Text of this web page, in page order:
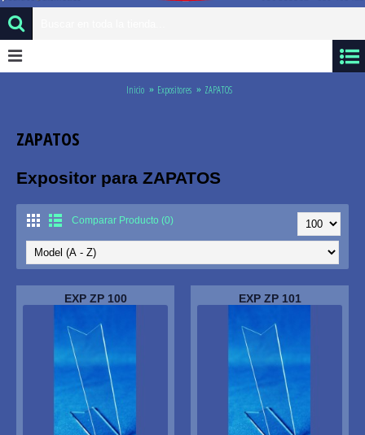
Inicio Expositores ZAPATOS
ZAPATOS
Expositor para ZAPATOS
Comparar Producto (0)
EXP ZP 100 EXP ZP 101